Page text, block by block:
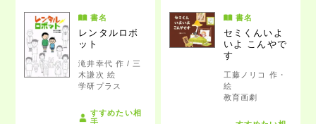
書名
レンタルロボ
ット
滝井幸代 作 / 三
木謙次 絵
学研プラス
すすめたい相
手
書名
セミくんいよ
いよ こんやで
す
工藤ノリコ 作・
絵
教育画劇